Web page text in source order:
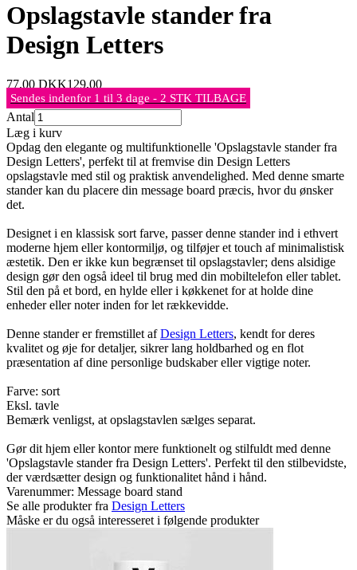
Opslagstavle stander fra
Design Letters
77,00 DKK129,00
Sendes indenfor 1 til 3 dage - 2 STK TILBAGE
Antal
Læg i kurv
Opdag den elegante og multifunktionelle 'Opslagstavle stander fra
Design Letters', perfekt til at fremvise din Design Letters
opslagstavle med stil og praktisk anvendelighed. Med denne smarte
stander kan du placere din message board præcis, hvor du ønsker
det.
Designet i en klassisk sort farve, passer denne stander ind i ethvert
moderne hjem eller kontormiljø, og tilføjer et touch af minimalistisk
æstetik. Den er ikke kun begrænset til opslagstavler; dens alsidige
design gør den også ideel til brug med din mobiltelefon eller tablet.
Stil den på et bord, en hylde eller i køkkenet for at holde dine
enheder eller noter inden for let rækkevidde.
Denne stander er fremstillet afDesign Letters, kendt for deres
kvalitet og øje for detaljer, sikrer lang holdbarhed og en flot
præsentation af dine personlige budskaber eller vigtige noter.
Farve: sort
Eksl. tavle
Bemærk venligst, at opslagstavlen sælges separat.
Gør dit hjem eller kontor mere funktionelt og stilfuldt med denne
'Opslagstavle stander fra Design Letters'. Perfekt til den stilbevidste,
der værdsætter design og funktionalitet hånd i hånd.
Varenummer: Message board stand
Se alle produkter fra Design Letters
Måske er du også interesseret i følgende produkter